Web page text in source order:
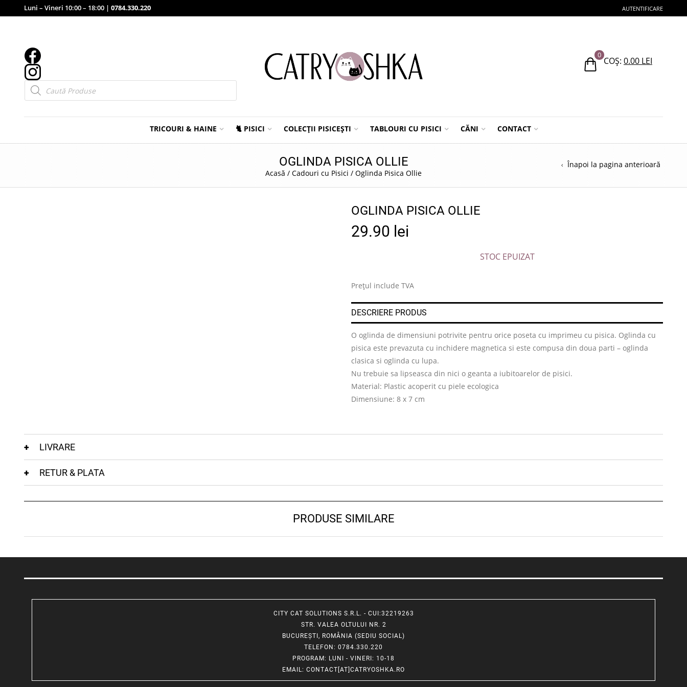
Luni – Vineri 10:00 – 18:00 | 0784.330.220 AUTENTIFICARE
Products
search
0
COȘ: 0.00 LEI
TRICOURI & HAINE 🐈 PISICI COLECȚII PISICEȘTI TABLOURI CU PISICI CĂNI CONTACT
OGLINDA PISICA OLLIE
Acasă / Cadouri cu Pisici / Oglinda Pisica Ollie
Înapoi la pagina anterioară
OGLINDA PISICA OLLIE
29.90 lei
STOC EPUIZAT
Prețul include TVA
DESCRIERE PRODUS
O oglinda de dimensiuni potrivite pentru orice poseta cu imprimeu cu pisica. Oglinda cu
pisica este prevazuta cu inchidere magnetica si este compusa din doua parti – oglinda
clasica si oglinda cu lupa.
Nu trebuie sa lipseasca din nici o geanta a iubitoarelor de pisici.
Material: Plastic acoperit cu piele ecologica
Dimensiune: 8 x 7 cm
LIVRARE
RETUR & PLATA
PRODUSE SIMILARE
CITY CAT SOLUTIONS S.R.L. - CUI:32219263
STR. VALEA OLTULUI NR. 2
BUCUREȘTI, ROMÂNIA (SEDIU SOCIAL)
TELEFON : 0784.330.220
PROGRAM: LUNI - VINERI: 10-18
EMAIL: CONTACT[AT]CATRYOSHKA.RO